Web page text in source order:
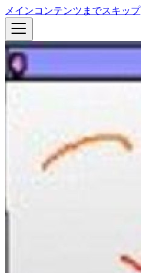
メインコンテンツまでスキップ